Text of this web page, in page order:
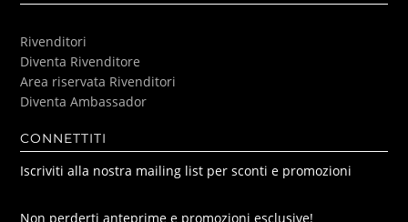
Rivenditori
Diventa Rivenditore
Area riservata Rivenditori
Diventa Ambassador
CONNETTITI
Iscriviti alla nostra mailing list per sconti e promozioni
Non perderti anteprime e promozioni esclusive!